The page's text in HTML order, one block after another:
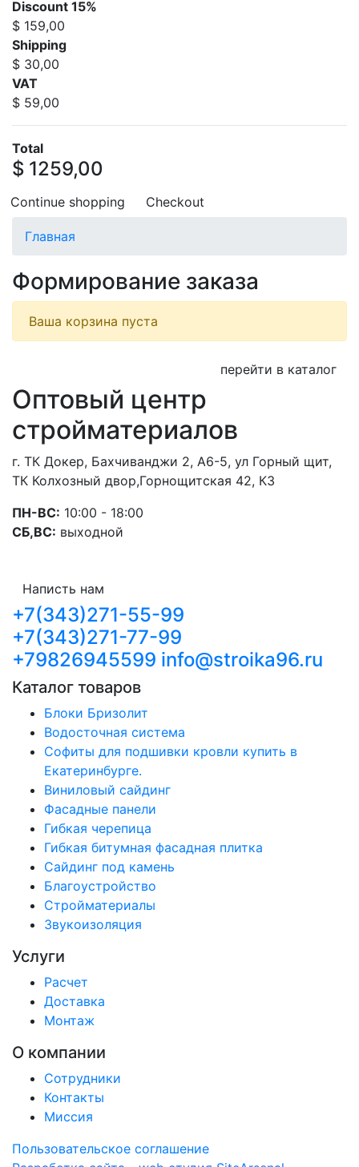
Discount 15%
$ 159,00
Shipping
$ 30,00
VAT
$ 59,00
Total
$ 1259,00
Continue shopping Checkout
Главная
Формирование заказа
Ваша корзина пуста
перейти в каталог
Оптовый центр
стройматериалов
г. ТК Докер, Бахчиванджи 2, А6-5, ул Горный щит,
ТК Колхозный двор,Горнощитская 42, К3
ПН-ВС: 10:00 - 18:00
СБ,ВС: выходной
Написть нам
+7(343)271-55-99
+7(343)271-77-99
+79826945599 info@stroika96.ru
Каталог товаров
Блоки Бризолит
Водосточная система
Софиты для подшивки кровли купить в
Екатеринбурге.
Виниловый сайдинг
Фасадные панели
Гибкая черепица
Гибкая битумная фасадная плитка
Сайдинг под камень
Благоустройство
Стройматериалы
Звукоизоляция
Услуги
Расчет
Доставка
Монтаж
О компании
Сотрудники
Контакты
Миссия
Пользовательское соглашение